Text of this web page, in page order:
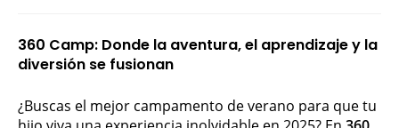
360 Camp: Donde la aventura, el aprendizaje y la
diversión se fusionan
¿Buscas el mejor campamento de verano para que tu